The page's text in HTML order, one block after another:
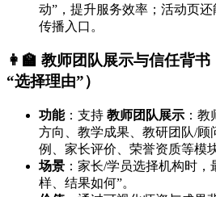
动”，提升服务效率；活动页
传播入口。
👩‍🏫 教师团队展示与信任背
“选择理由”）
功能：支持 教师团队展示 ：
方向、教学成果、教研团队/顾
例、家长评价、荣誉资质等模块
场景 ：家长/学员选择机构时
样、结果如何”。